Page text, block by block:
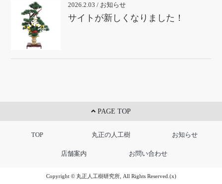
2026.2.03 / お知らせ
サイトが新しくなりました！
PAGE TOP
TOP 丸正の人工樹 お知らせ
店舗案内 お問い合わせ
Copyright © 丸正人工樹研究所, All Rights Reserved.(x)